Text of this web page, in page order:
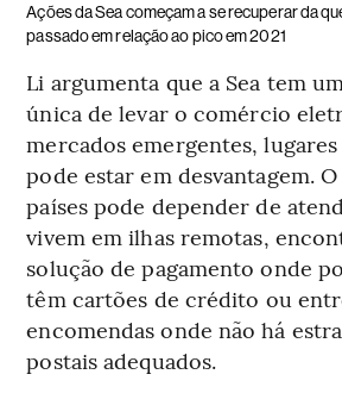
Ações da Sea começam a se recuperar da
passado em relação ao pico em 2021
Li argumenta que a Sea tem
única de levar o comércio
mercados emergentes,
pode estar em desvantagem. O
países pode depender de
vivem em ilhas remotas,
solução de pagamento onde
têm cartões de crédito ou
encomendas onde não há
postais adequados.